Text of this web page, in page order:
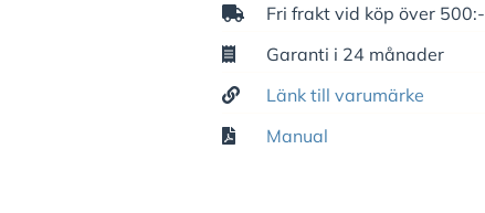
Fri frakt vid köp över 500:-
Garanti i 24 månader
Länk till varumärke
Manual